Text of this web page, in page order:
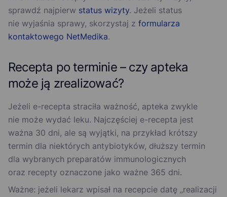
sprawdź najpierw status wizyty. Jeżeli status
nie wyjaśnia sprawy, skorzystaj z formularza
kontaktowego NetMedika.
Recepta po terminie – czy apteka
może ją zrealizować?
Jeżeli e-recepta straciła ważność, apteka zwykle
nie może wydać leku. Najczęściej e-recepta jest
ważna 30 dni, ale są wyjątki, na przykład krótszy
termin dla niektórych antybiotyków, dłuższy termin
dla wybranych preparatów immunologicznych
oraz recepty oznaczone jako ważne 365 dni.
Ważne: jeżeli lekarz wpisał na recepcie datę „realizacji